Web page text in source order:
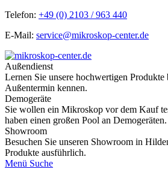
Telefon: +49 (0) 2103 / 963 440
E-Mail: service@mikroskop-center.de
Außendienst
Lernen Sie unsere hochwertigen Produkte
Außentermin kennen.
Demogeräte
Sie wollen ein Mikroskop vor dem Kauf
haben einen großen Pool an Demogeräten.
Showroom
Besuchen Sie unseren Showroom in
Produkte ausführlich.
Menü Suche